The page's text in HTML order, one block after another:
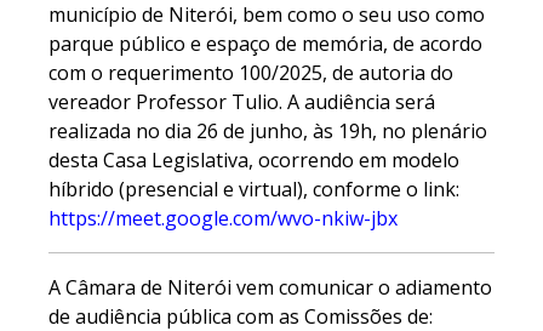
município de Niterói, bem como o seu uso como
parque público e espaço de memória, de acordo
com o requerimento 100/2025, de autoria do
vereador Professor Tulio. A audiência será
realizada no dia 26 de junho, às 19h, no plenário
desta Casa Legislativa, ocorrendo em modelo
híbrido (presencial e virtual), conforme o link:
https://meet.google.com/wvo-nkiw-jbx
A Câmara de Niterói vem comunicar o adiamento
de audiência pública com as Comissões de: